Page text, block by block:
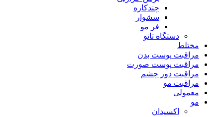
چندکاره
سشوار
فر مو
دستگاه تاتو
مختلط
مراقبت پوست بدن
مراقبت پوست صورت
مراقبت دور چشم
مراقبت مو
معمولی
مو
اکسیدان